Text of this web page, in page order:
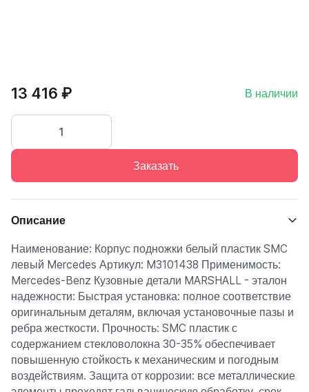
13 416 ₽ В наличии
Заказать
Описание
Наименование: Корпус подножки белый пластик SMC
левый Mercedes Артикул: M3101438 Применимость:
Mercedes-Benz Кузовные детали MARSHALL - эталон
надежности: Быстрая установка: полное соответствие
оригинальным деталям, включая установочные пазы и
ребра жесткости. Прочность: SMC пластик с
содержанием стекловолокна 30-35% обеспечивает
повышенную стойкость к механическим и погодным
воздействиям. Защита от коррозии: все металлические